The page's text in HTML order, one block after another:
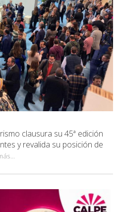
clausura su 45ª edición
y revalida su posición de